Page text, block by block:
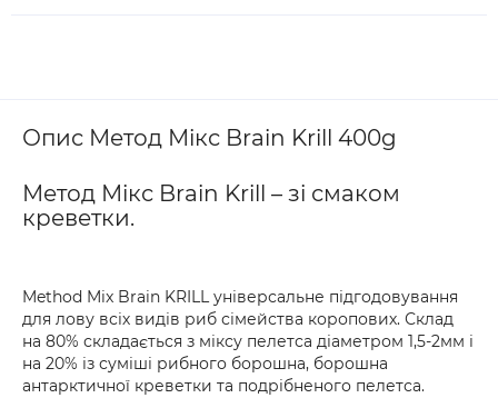
Опис Метод Мікс Brain Krill 400g
Метод Мікс Brain Krill – зі смаком
креветки.
Method Mix Brain KRILL універсальне підгодовування
для лову всіх видів риб сімейства коропових. Склад
на 80% складається з міксу пелетса діаметром 1,5-2мм і
на 20% із суміші рибного борошна, борошна
антарктичної креветки та подрібненого пелетса.